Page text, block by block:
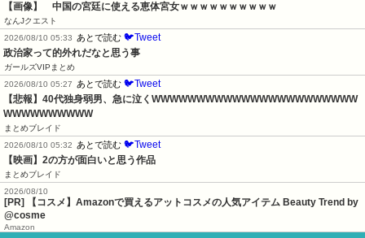
【画像】　中国の宮廷に使える恵体宮女ｗｗｗｗｗｗｗｗｗｗ
なんJクエスト
2026/08/10 05:33
あとで読む 🐦Tweet
政治家って的外れだなと思う事
ガールズVIPまとめ
2026/08/10 05:27
あとで読む 🐦Tweet
【悲報】40代独身弱男、急に泣くWWWWWWWWWWWWWWWWWWWWWWW
WWWWWWWWWW
まとめブレイド
2026/08/10 05:32
あとで読む 🐦Tweet
【映画】2の方が面白いと思う作品
まとめブレイド
2026/08/10
[PR] 【コスメ】Amazonで買えるアットコスメの人気アイテム Beauty Trend by
@cosme
Amazon